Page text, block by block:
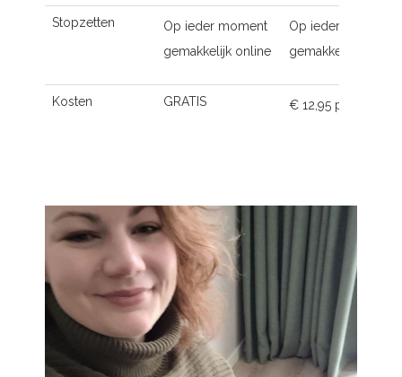
Stopzetten
Op ieder moment
gemakkelijk online
Op ieder moment
gemakkelijk online
Kosten GRATIS € 12,95 p.m.